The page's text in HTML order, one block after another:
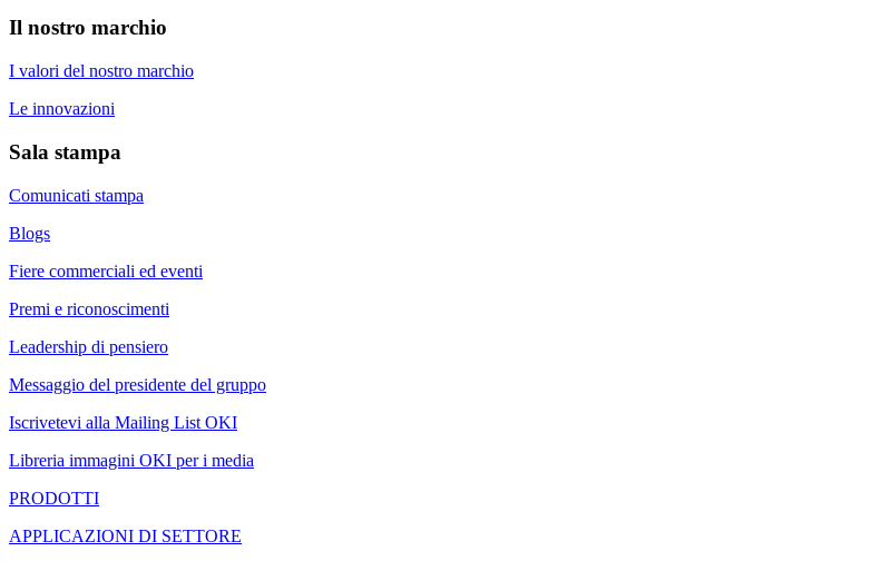
Il nostro marchio
I valori del nostro marchio
Le innovazioni
Sala stampa
Comunicati stampa
Blogs
Fiere commerciali ed eventi
Premi e riconoscimenti
Leadership di pensiero
Messaggio del presidente del gruppo
Iscrivetevi alla Mailing List OKI
Libreria immagini OKI per i media
PRODOTTI
APPLICAZIONI DI SETTORE